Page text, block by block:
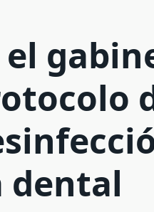
el
dental